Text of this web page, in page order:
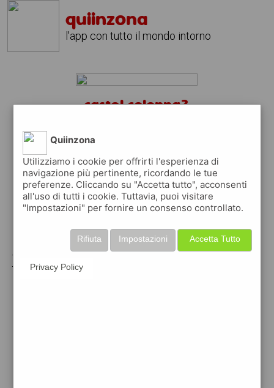
quiinzona
l'app con tutto il mondo intorno
castel colonna?
↴
scarica gratis app
pubblica gratis i tuoi annunci
con quiinzona puoi inserire gratuitamente i
tuoi annunci per :
Quiinzona
Utilizziamo i cookie per offrirti l'esperienza di
navigazione più pertinente, ricordando le tue
preferenze. Cliccando su "Accetta tutto", acconsenti
all'uso di tutti i cookie. Tuttavia, puoi visitare
"Impostazioni" per fornire un consenso controllato.
Accetta Tutto
Impostazioni
Rifiuta
Privacy Policy